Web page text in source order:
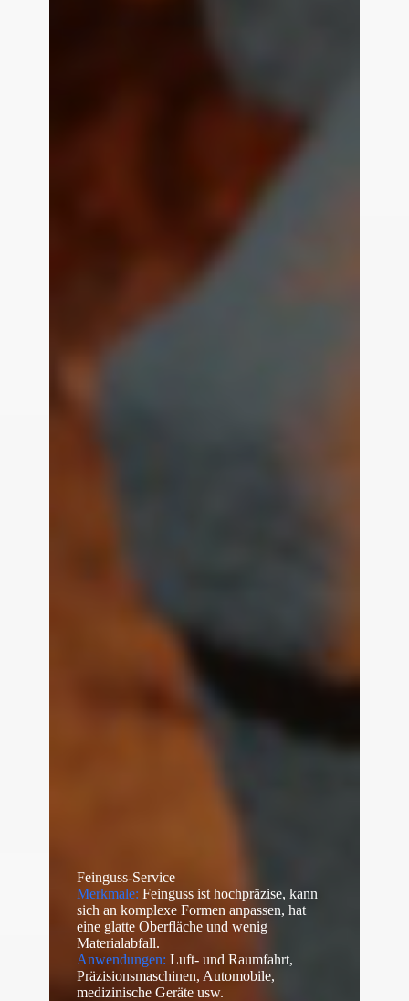
Feinguss-Service
Merkmale: Feinguss ist hochpräzise, kann
sich an komplexe Formen anpassen, hat
eine glatte Oberfläche und wenig
Materialabfall.
Anwendungen: Luft- und Raumfahrt,
Präzisionsmaschinen, Automobile,
medizinische Geräte usw.